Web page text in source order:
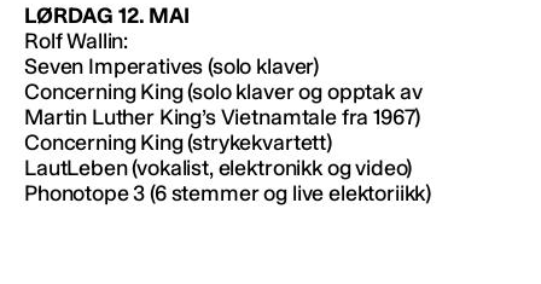
LØRDAG 12. MAI
Rolf Wallin:
Seven Imperatives (solo klaver)
Concerning King (solo klaver og opptak av
Martin Luther King’s Vietnamtale fra 1967)
Concerning King (strykekvartett)
LautLeben (vokalist, elektronikk og video)
Phonotope 3 (6 stemmer og live elektoriikk)